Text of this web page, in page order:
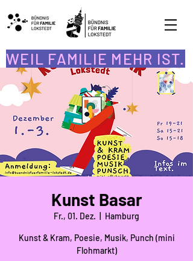
WEIL FAMILIE MEHR IST.
Kunst Basar
Fr., 01. Dez. Hamburg
Kunst & Kram, Poesie, Musik, Punch (mini
Flohmarkt)